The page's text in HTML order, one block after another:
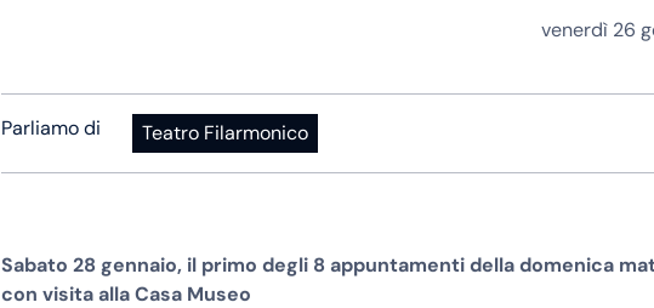
venerdì 26
Parliamo di Teatro Filarmonico
Sabato 28 gennaio, il primo degli 8 appuntamenti della domenica
con visita alla Casa Museo